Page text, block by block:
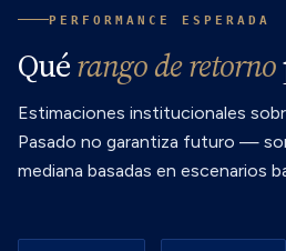
PERFORMANCE ESPERADA
Quérango de retorno
Estimaciones institucionales
Pasado no garantiza futuro —
mediana basadas en escenarios